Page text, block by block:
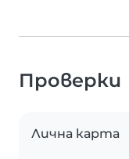
Проверки
Лична карта